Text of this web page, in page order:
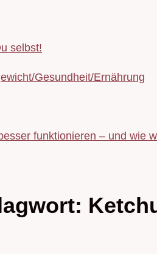
selbst!
Gesundheit/Ernährung
funktionieren – und wie